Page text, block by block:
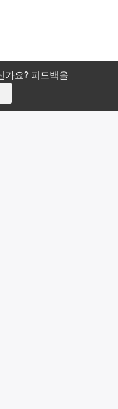
가요? 피드백을